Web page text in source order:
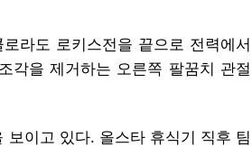
라도 로키스전을 끝으로 전력에서
각을 제거하는 오른쪽 팔꿈치 관절
이고 있다. 올스타 휴식기 직후 팀